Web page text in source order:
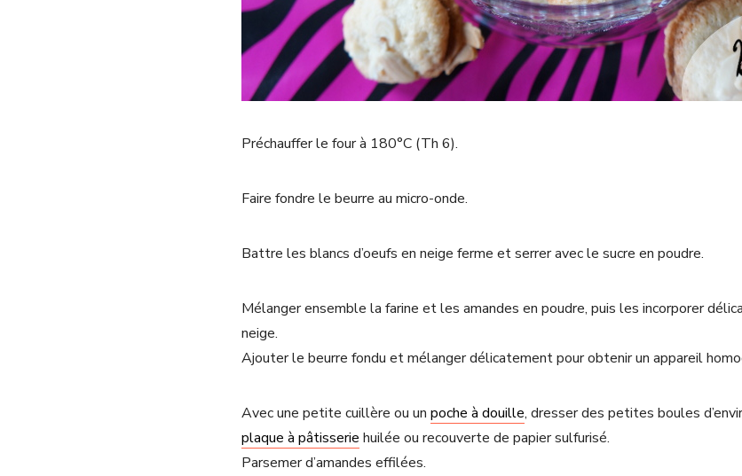
Préchauffer le four à 180°C (Th 6).
Faire fondre le beurre au micro-onde.
Battre les blancs d’oeufs en neige ferme et serrer avec le sucre en poudre.
Mélanger ensemble la farine et les amandes en poudre, puis les incorporer
neige.
Ajouter le beurre fondu et mélanger délicatement pour obtenir un appareil
Avec une petite cuillère ou un poche à douille, dresser des petites boules
plaque à pâtisserie huilée ou recouverte de papier sulfurisé.
Parsemer d’amandes effilées.